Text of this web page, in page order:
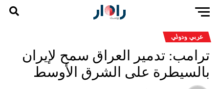
عربي ودولي
ترامب: تدمير العراق سمح لإيران
بالسيطرة على الشرق الأوسط